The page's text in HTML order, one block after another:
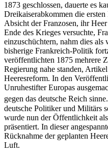
1873 geschlossen, dauerte es
Dreikaiserabkommen die
Absicht der Franzosen, ihr
Ende des Krieges versuchte,
einzuschüchtern, nahm dies
bisherige Frankreich-Politik
veröffentlichten 1875 mehrere
Regierung nahe standen,
Heeresreform. In den
Unruhestifter Europas
gegen das deutsche Reich sinne.
deutsche Politiker und Militärs
wurde nun der Öffentlichkeit
präsentiert. In dieser
Rücknahme der geplanten
Luft.